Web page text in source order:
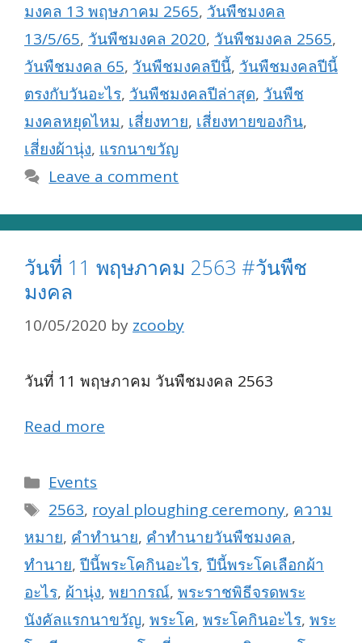
มงคล 13 พฤษภาคม 2565, วันพืชมงคล
13/5/65, วันพืชมงคล 2020, วันพืชมงคล 2565,
วันพืชมงคล 65, วันพืชมงคลปีนี้, วันพืชมงคลปีนี้
ตรงกับวันอะไร, วันพืชมงคลปีล่าสุด, วันพืช
มงคลหยุดไหม, เสี่ยงทาย, เสี่ยงทายของกิน,
เสี่ยงผ้านุ่ง, แรกนาขวัญ
Leave a comment
วันที่ 11 พฤษภาคม 2563 #วันพืช
มงคล
10/05/2020 by zcooby
วันที่ 11 พฤษภาคม วันพืชมงคล 2563
Read more
Categories
Events
Tags
2563, royal ploughing ceremony, ความ
หมาย, คำทำนาย, คำทำนายวันพืชมงคล,
ทำนาย,ปีนี้พระโคกินอะไร,ปีนี้พระโคเลือกผ้า
อะไร, ผ้านุ่ง, พยากรณ์, พระราชพิธีจรดพระ
นังคัลแรกนาขวัญ, พระโค, พระโคกินอะไร, พระ